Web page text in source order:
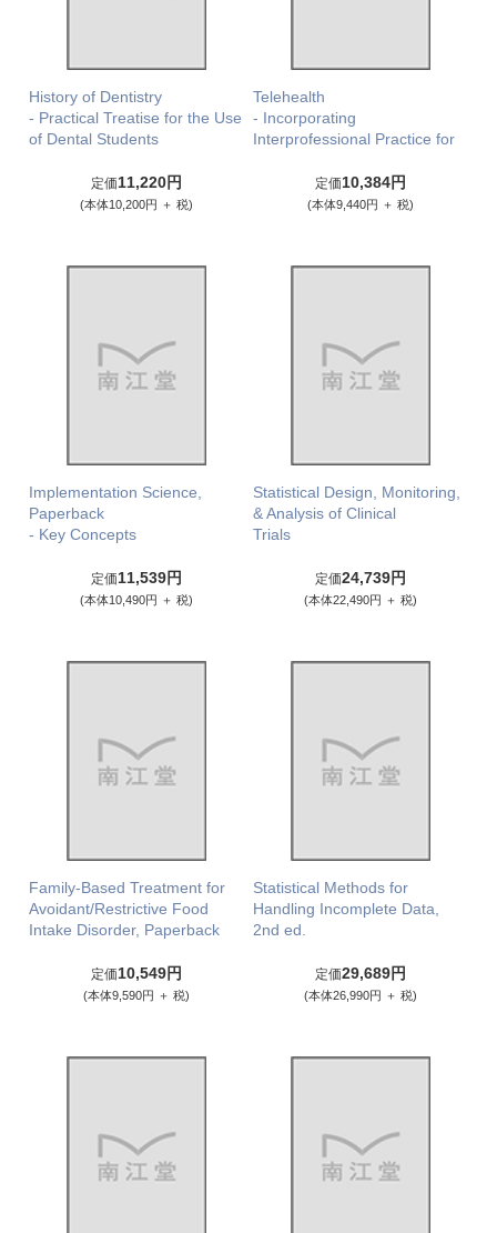
History of Dentistry
- Practical Treatise for the Use
of Dental Students
定価11,220円
(本体10,200円 ＋ 税)
Telehealth
- Incorporating
Interprofessional Practice for
定価10,384円
(本体9,440円 ＋ 税)
Implementation Science,
Paperback
- Key Concepts
定価11,539円
(本体10,490円 ＋ 税)
Statistical Design, Monitoring,
& Analysis of Clinical
Trials
定価24,739円
(本体22,490円 ＋ 税)
Family-Based Treatment for
Avoidant/Restrictive Food
Intake Disorder, Paperback
定価10,549円
(本体9,590円 ＋ 税)
Statistical Methods for
Handling Incomplete Data,
2nd ed.
定価29,689円
(本体26,990円 ＋ 税)